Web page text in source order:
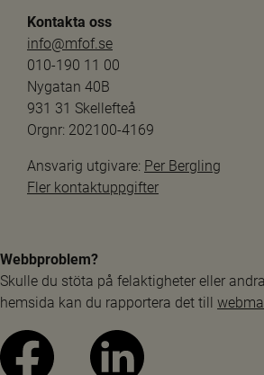
Kontakta oss
info@mfof.se
010-190 11 00
Nygatan 40B
931 31 Skellefteå
Orgnr: 202100-4169
Ansvarig utgivare: Per Bergling
Fler kontaktuppgifter
Webbproblem?
Skulle du stöta på felaktigheter eller
hemsida kan du rapportera det till